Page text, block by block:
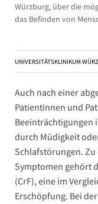
Würzburg, über die
das Befinden von
UNIVERSITÄTSKLINIKUM
Auch nach einer
Patientinnen und
Beeinträchtigungen
durch Müdigkeit
Schlafstörungen.
Symptomen gehört
(CrF), eine im
Erschöpfung. Bei